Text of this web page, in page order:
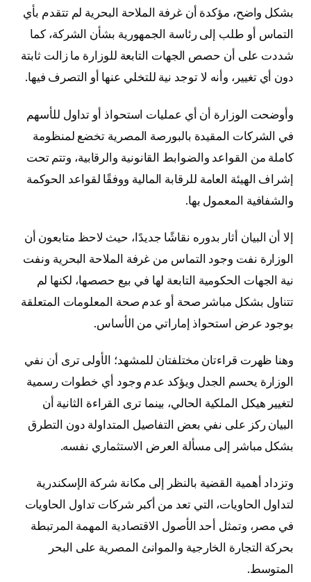
بشكل واضح، مؤكدة أن غرفة الملاحة البحرية لم تتقدم بأي
التماس أو طلب إلى رئاسة الجمهورية بشأن الشركة، كما
شددت على أن حصص الجهات التابعة للوزارة ما زالت ثابتة
دون أي تغيير، وأنه لا توجد نية للتخلي عنها أو التصرف فيها.
وأوضحت الوزارة أن أي عمليات استحواذ أو تداول للأسهم
في الشركات المقيدة بالبورصة المصرية تخضع لمنظومة
كاملة من القواعد والضوابط القانونية والرقابية، وتتم تحت
إشراف الهيئة العامة للرقابة المالية ووفقًا لقواعد الحوكمة
والشفافية المعمول بها.
إلا أن البيان أثار بدوره نقاشًا جديدًا، حيث لاحظ متابعون أن
الوزارة نفت وجود التماس من غرفة الملاحة البحرية ونفت
نية الجهات الحكومية التابعة لها في بيع حصصها، لكنها لم
تتناول بشكل مباشر صحة أو عدم صحة المعلومات المتعلقة
بوجود عرض استحواذ إماراتي من الأساس.
وهنا ظهرت قراءتان مختلفتان للمشهد؛ الأولى ترى أن نفي
الوزارة يحسم الجدل ويؤكد عدم وجود أي خطوات رسمية
لتغيير هيكل الملكية الحالي، بينما ترى القراءة الثانية أن
البيان ركز على نفي بعض التفاصيل المتداولة دون التطرق
بشكل مباشر إلى مسألة العرض الاستثماري نفسه.
وتزداد أهمية القضية بالنظر إلى مكانة شركة الإسكندرية
لتداول الحاويات، التي تعد من أكبر شركات تداول الحاويات
في مصر، وتمثل أحد الأصول الاقتصادية المهمة المرتبطة
بحركة التجارة الخارجية والموانئ المصرية على البحر
المتوسط.